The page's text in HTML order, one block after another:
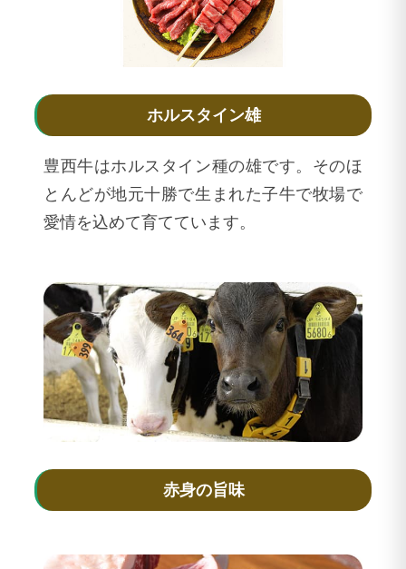
ホルスタイン雄
豊西牛はホルスタイン種の雄です。そのほ
とんどが地元十勝で生まれた子牛で牧場で
愛情を込めて育てています。
赤身の旨味